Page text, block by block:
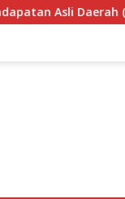
Sektor Parkir